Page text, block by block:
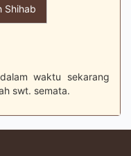
Shihab
waktu sekarang
swt. semata.